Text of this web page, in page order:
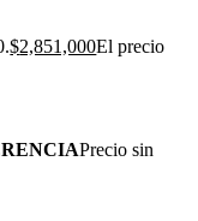
$2,851,000El precio
Precio sin